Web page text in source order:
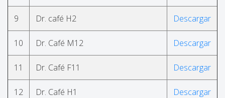
9 Dr. café H2 Descargar
10 Dr. Café M12 Descargar
11 Dr. Café F11 Descargar
12 Dr. Café H1 Descargar